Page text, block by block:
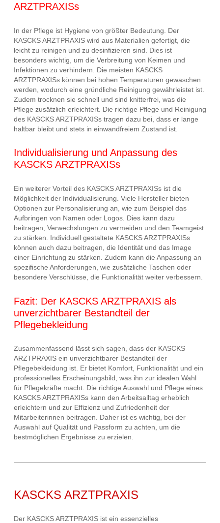
ARZTPRAXISs
In der Pflege ist Hygiene von größter Bedeutung. Der
KASCKS ARZTPRAXIS wird aus Materialien gefertigt, die
leicht zu reinigen und zu desinfizieren sind. Dies ist
besonders wichtig, um die Verbreitung von Keimen und
Infektionen zu verhindern. Die meisten KASCKS
ARZTPRAXISs können bei hohen Temperaturen gewaschen
werden, wodurch eine gründliche Reinigung gewährleistet ist.
Zudem trocknen sie schnell und sind knitterfrei, was die
Pflege zusätzlich erleichtert. Die richtige Pflege und Reinigung
des KASCKS ARZTPRAXISs tragen dazu bei, dass er lange
haltbar bleibt und stets in einwandfreiem Zustand ist.
Individualisierung und Anpassung des
KASCKS ARZTPRAXISs
Ein weiterer Vorteil des KASCKS ARZTPRAXISs ist die
Möglichkeit der Individualisierung. Viele Hersteller bieten
Optionen zur Personalisierung an, wie zum Beispiel das
Aufbringen von Namen oder Logos. Dies kann dazu
beitragen, Verwechslungen zu vermeiden und den Teamgeist
zu stärken. Individuell gestaltete KASCKS ARZTPRAXISs
können auch dazu beitragen, die Identität und das Image
einer Einrichtung zu stärken. Zudem kann die Anpassung an
spezifische Anforderungen, wie zusätzliche Taschen oder
besondere Verschlüsse, die Funktionalität weiter verbessern.
Fazit: Der KASCKS ARZTPRAXIS als
unverzichtbarer Bestandteil der
Pflegebekleidung
Zusammenfassend lässt sich sagen, dass der KASCKS
ARZTPRAXIS ein unverzichtbarer Bestandteil der
Pflegebekleidung ist. Er bietet Komfort, Funktionalität und ein
professionelles Erscheinungsbild, was ihn zur idealen Wahl
für Pflegekräfte macht. Die richtige Auswahl und Pflege eines
KASCKS ARZTPRAXISs kann den Arbeitsalltag erheblich
erleichtern und zur Effizienz und Zufriedenheit der
Mitarbeiterinnen beitragen. Daher ist es wichtig, bei der
Auswahl auf Qualität und Passform zu achten, um die
bestmöglichen Ergebnisse zu erzielen.
KASCKS ARZTPRAXIS
Der KASCKS ARZTPRAXIS ist ein essenzielles